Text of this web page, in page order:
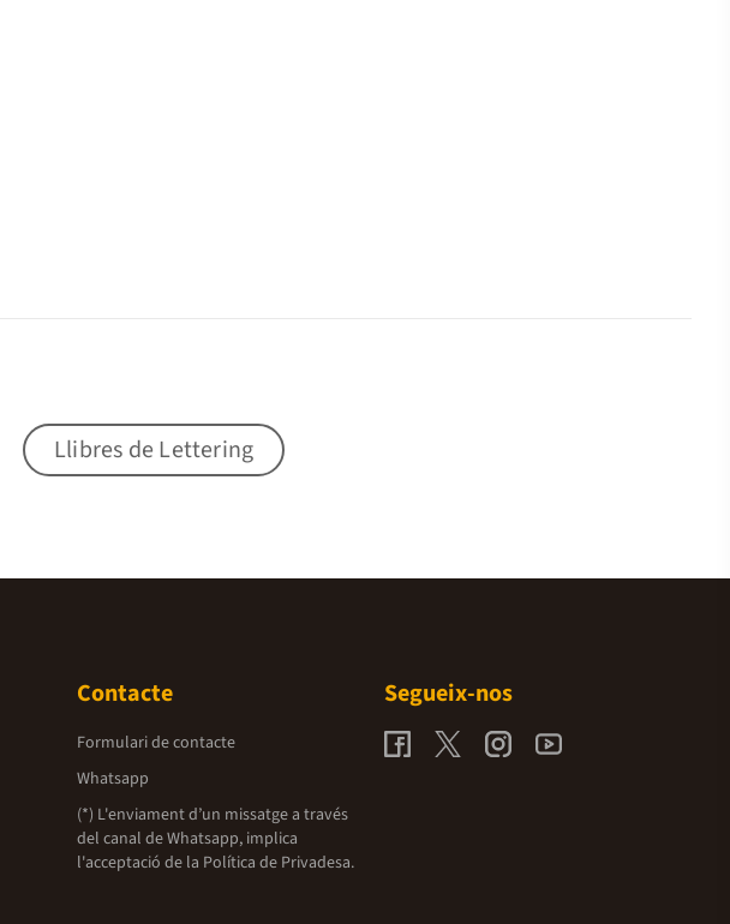
Llibres de Lettering
Contacte
Formulari de contacte
Whatsapp
(*) L'enviament d’un missatge a través
del canal de Whatsapp, implica
l'acceptació de la Política de Privadesa.
Segueix-nos